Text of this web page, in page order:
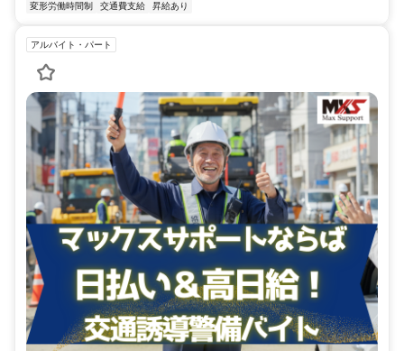
変形労働時間制 交通費支給 昇給あり
アルバイト・パート